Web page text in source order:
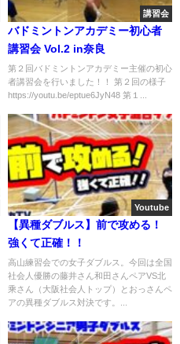
講習会
バドミントンアカデミー初心者
講習会 Vol.2 in奈良
第２回バドミントンアカデミー主催の初心
者講習会を行いました！！ 第２回の様子
https://youtu.be/eptue6JyN48 第１...
Youtube
【異種ダブルス】前で攻める！
強くて正確！！
高山練習会での女子ダブルス。今回は全国
社会人優勝の藤井さん和田さんペアVS北
乘さん（大阪社会人トップ）とおっさんペ
アの異種ダブルス対決です。...